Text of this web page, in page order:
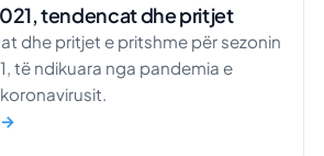
tendencat dhe pritjet
dhe pritjet e pritshme për sezonin
të ndikuara nga pandemia e
→